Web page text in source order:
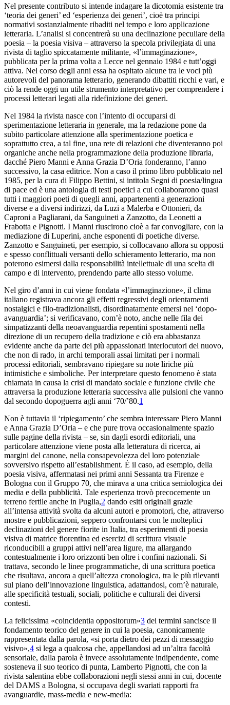
Nel presente contributo si intende indagare la dicotomia esistente tra
‘teoria dei generi’ ed ‘esperienza dei generi’, cioè tra principi
normativi sostanzialmente ribaditi nel tempo e loro applicazione
letteraria. L’analisi si concentrerà su una declinazione peculiare della
poesia – la poesia visiva – attraverso la specola privilegiata di una
rivista di taglio spiccatamente militante, «l’immaginazione»,
pubblicata per la prima volta a Lecce nel gennaio 1984 e tutt’oggi
attiva. Nel corso degli anni essa ha ospitato alcune tra le voci più
autorevoli del panorama letterario, generando dibattiti ricchi e vari, e
ciò la rende oggi un utile strumento interpretativo per comprendere i
processi letterari legati alla ridefinizione dei generi.
Nel 1984 la rivista nasce con l’intento di occuparsi di
sperimentazione letteraria in generale, ma la redazione pone da
subito particolare attenzione alla sperimentazione poetica e
soprattutto crea, a tal fine, una rete di relazioni che diventeranno poi
organiche anche nella programmazione della produzione libraria,
dacché Piero Manni e Anna Grazia D’Oria fonderanno, l’anno
successivo, la casa editrice. Non a caso il primo libro pubblicato nel
1985, per la cura di Filippo Bettini, si intitola Segni di poesia/lingua
di pace ed è una antologia di testi poetici a cui collaborarono quasi
tutti i maggiori poeti di quegli anni, appartenenti a generazioni
diverse e a diversi indirizzi, da Luzi a Malerba e Ottonieri, da
Caproni a Pagliarani, da Sanguineti a Zanzotto, da Leonetti a
Frabotta e Pignotti. I Manni riuscirono cioè a far convogliare, con la
mediazione di Luperini, anche esponenti di poetiche diverse.
Zanzotto e Sanguineti, per esempio, si collocavano allora su opposti
e spesso conflittuali versanti dello schieramento letterario, ma non
poterono esimersi dalla responsabilità intellettuale di una scelta di
campo e di intervento, prendendo parte allo stesso volume.
Nel giro d’anni in cui viene fondata «l’immaginazione», il clima
italiano registrava ancora gli effetti regressivi degli orientamenti
nostalgici e filo-tradizionalisti, disordinatamente emersi nel ‘dopo-
avanguardia’; si verificavano, com’è noto, anche nelle fila dei
simpatizzanti della neoavanguardia repentini spostamenti nella
direzione di un recupero della tradizione e ciò era abbastanza
evidente anche da parte dei più appassionati interlocutori del nuovo,
che non di rado, in archi temporali assai limitati per i normali
processi editoriali, sembravano ripiegare su note liriche più
intimistiche e simboliche. Per interpretare questo fenomeno è stata
chiamata in causa la crisi di mandato sociale e funzione civile che
attraversa la produzione letteraria successiva alle pulsioni che vanno
dal secondo dopoguerra agli anni ‘70/’80.1
Non è tuttavia il ‘ripiegamento’ che sembra interessare Piero Manni
e Anna Grazia D’Oria – e che pure trova occasionalmente spazio
sulle pagine della rivista – se, sin dagli esordi editoriali, una
particolare attenzione viene posta alla letteratura di ricerca, ai
margini del canone, nella consapevolezza del loro potenziale
sovversivo rispetto all’establishment. È il caso, ad esempio, della
poesia visiva, affermatasi nei primi anni Sessanta tra Firenze e
Bologna con il Gruppo 70, che mirava a una critica semiologica dei
media e della pubblicità. Tale esperienza trovò precocemente un
terreno fertile anche in Puglia,2 dando esiti originali grazie
all’intensa attività svolta da alcuni autori e promotori, che, attraverso
mostre e pubblicazioni, seppero confrontarsi con le molteplici
declinazioni del genere fiorite in Italia, tra esperimenti di poesia
visiva di matrice fiorentina ed esercizi di scrittura visuale
riconducibili a gruppi attivi nell’area ligure, ma allargando
contestualmente i loro orizzonti ben oltre i confini nazionali. Si
trattava, secondo le linee programmatiche, di una scrittura poetica
che risultava, ancora a quell’altezza cronologica, tra le più rilevanti
sul piano dell’innovazione linguistica, adattandosi, com’è naturale,
alle specificità testuali, sociali, politiche e culturali dei diversi
contesti.
La felicissima «coincidentia oppositorum»3 dei termini sancisce il
fondamento teorico del genere in cui la poesia, canonicamente
rappresentata dalla parola, «si porta dietro dei pezzi di messaggio
visivo»,4 si lega a qualcosa che, appellandosi ad un’altra facoltà
sensoriale, dalla parola è invece assolutamente indipendente, come
sosteneva il suo teorico di punta, Lamberto Pignotti, che con la
rivista salentina ebbe collaborazioni negli stessi anni in cui, docente
del DAMS a Bologna, si occupava degli svariati rapporti fra
avanguardie, mass-media e new-media: